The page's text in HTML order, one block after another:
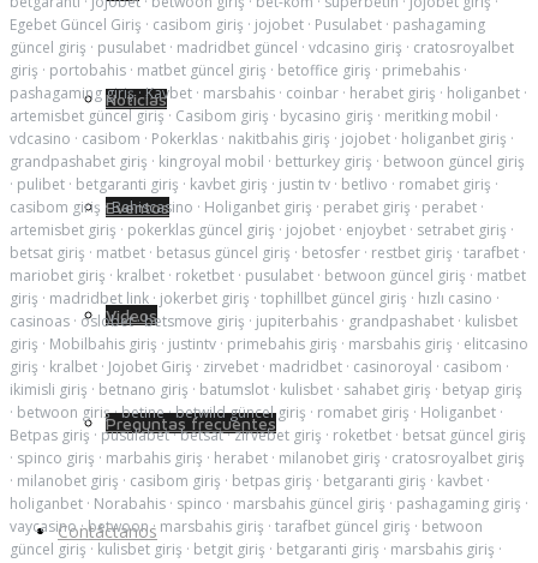
Noticias
Eventos
Videos
Preguntas frecuentes
Contáctanos
Egebet Güncel Giriş · casibom giriş · jojobet · Pusulabet · pashagaming
güncel giriş · pusulabet · madridbet güncel · vdcasino giriş · cratosroyalbet
giriş · portobahis · matbet güncel giriş · betoffice giriş · primebahis ·
pashagaming giriş·Kavbet · marsbahis · coinbar · herabet giriş · holiganbet ·
artemisbet güncel giriş· Casibom giriş · bycasino giriş · meritking mobil ·
vdcasino · casibom · Pokerklas · nakitbahis giriş · jojobet · holiganbet giriş ·
grandpashabet giriş · kingroyal mobil · betturkey giriş · betwoon güncel giriş
· pulibet · betgaranti giriş · kavbet giriş · justin tv · betlivo · romabet giriş ·
casibom giriş ·Bahiscasino · Holiganbet giriş · perabet giriş · perabet ·
artemisbet giriş · pokerklas güncel giriş · jojobet · enjoybet · setrabet giriş ·
betsat giriş · matbet · betasus güncel giriş · betosfer · restbet giriş · tarafbet ·
mariobet giriş · kralbet · roketbet · pusulabet · betwoon güncel giriş · matbet
giriş · madridbet link · jokerbet giriş · tophillbet güncel giriş · hızlı casino ·
casinoas · oslobet·betsmove giriş · jupiterbahis · grandpashabet · kulisbet
giriş · Mobilbahis giriş · justintv · primebahis giriş · marsbahis giriş · elitcasino
giriş · kralbet · Jojobet Giriş · zirvebet · madridbet · casinoroyal · casibom ·
ikimisli giriş · betnano giriş · batumslot · kulisbet · sahabet giriş · betyap giriş
· betwoon giriş·betine·betwild güncel giriş · romabet giriş · Holiganbet ·
Betpas giriş · pusulabet·betsat·zirvebet giriş · roketbet · betsat güncel giriş
· spinco giriş · marbahis giriş · herabet · milanobet giriş · cratosroyalbet giriş
· milanobet giriş · casibom giriş · betpas giriş · betgaranti giriş · kavbet ·
holiganbet · Norabahis · spinco · marsbahis güncel giriş · pashagaming giriş ·
vaycasino·betwoon· marsbahis giriş · tarafbet güncel giriş · betwoon
güncel giriş · kulisbet giriş · betgit giriş · betgaranti giriş · marsbahis giriş ·